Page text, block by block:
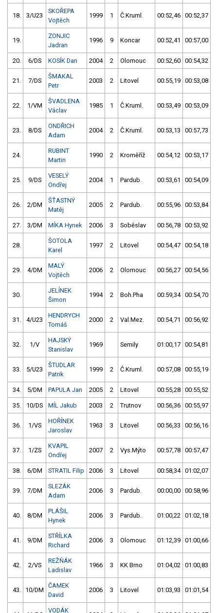
18. 3/U23
SKOŘEPA
Vojtěch
1999 1 Č.Kruml. 00:52,46 00:52,37
19.
ZONJIC
Jadran
1996 9 Koncar 00:52,41 00:57,00
20. 6/DS KOSÍK Dan 2004 2 Olomouc 00:52,60 00:54,32
21. 7/DS
ŠMAKAL
Petr
2003 2 Litovel 00:55,19 00:53,08
22. 1/VM
ŠVADLENA
Václav
1985 1 Č.Kruml. 00:53,49 00:53,09
23. 8/DS
ONDŘICH
Adam
2004 2 Č.Kruml. 00:53,13 00:57,73
24.
RUBINT
Martin
1990 2 Kroměříž 00:54,12 00:53,17
25. 9/DS
VESELÝ
Ondřej
2004 1 Pardub. 00:53,61 00:54,09
26. 2/DM
ŠŤASTNÝ
Matěj
2005 2 Pardub. 00:55,96 00:53,84
27. 3/DM MÍKA Hynek 2006 3 Soběslav 00:56,78 00:53,92
28.
ŠOTOLA
Karel
1997 2 Litovel 00:54,47 00:54,18
29. 4/DM
MALÝ
Vojtěch
2006 2 Olomouc 00:56,27 00:54,56
30.
JELÍNEK
Šimon
1994 2 Boh.Pha 00:59,34 00:54,70
31. 4/U23
HENDRYCH
Tomáš
2000 2 Val.Mez. 00:54,71 00:56,92
32. 1/V
HAJSKÝ
Stanislav
1969 Semily 01:00,17 00:54,81
33. 5/U23
ŠTUDLAR
Patrik
1999 2 Č.Kruml. 00:57,08 00:55,19
34. 5/DM PAPULA Jan 2005 2 Litovel 00:55,28 00:55,52
35. 10/DS MÍL Jakub 2003 2 Trutnov 00:56,36 00:55,97
36. 1/VS
HOŘÍNEK
Jaroslav
1963 3 Litovel 00:56,33 00:56,16
37. 1/ZS
KVAPIL
Ondřej
2007 2 Vys.Mýto 00:57,78 00:57,47
38. 6/DM STRATIL Filip 2006 3 Litovel 00:58,34 01:02,07
39. 7/DM
SLEZÁK
Adam
2006 3 Pardub. 00:00,00 00:58,96
40. 8/DM
PLÁŠIL
Hynek
2006 3 Pardub. 01:00,22 01:02,18
41. 9/DM
STŘÍLKA
Richard
2006 3 Olomouc 01:12,39 01:00,66
42. 2/VS
REŽŇÁK
Ladislav
1966 3 KK Brno 01:04,02 01:00,83
43. 10/DM
ČAMEK
David
2006 3 Litovel 01:03,93 01:01,54
VODÁK